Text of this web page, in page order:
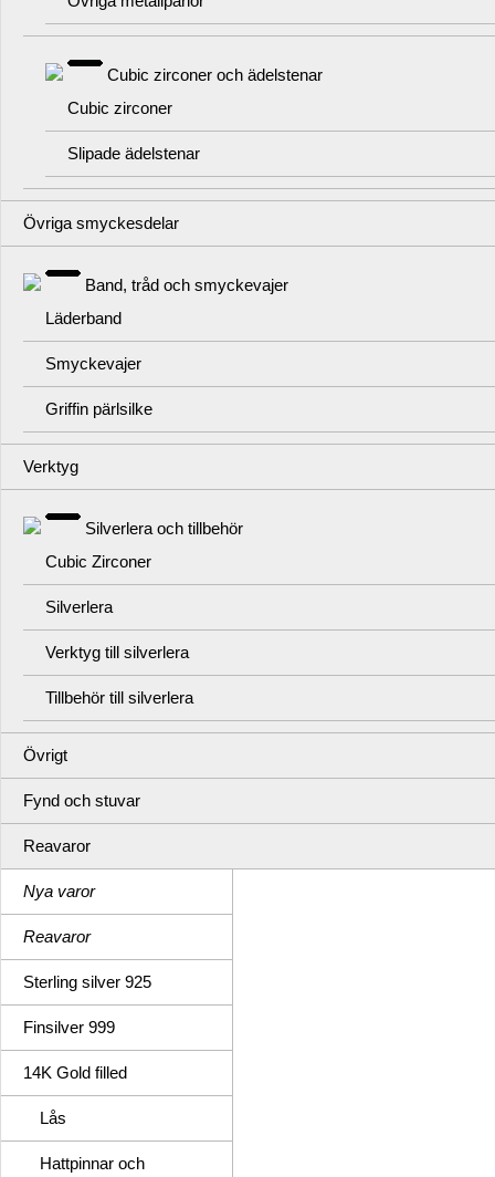
Cubic zirconer och ädelstenar
Cubic zirconer
Slipade ädelstenar
Övriga smyckesdelar
Band, tråd och smyckevajer
Läderband
Smyckevajer
Griffin pärlsilke
Verktyg
Silverlera och tillbehör
Cubic Zirconer
Silverlera
Verktyg till silverlera
Tillbehör till silverlera
Övrigt
Fynd och stuvar
Reavaror
Nya varor
Reavaror
Sterling silver 925
Finsilver 999
14K Gold filled
Lås
Hattpinnar och